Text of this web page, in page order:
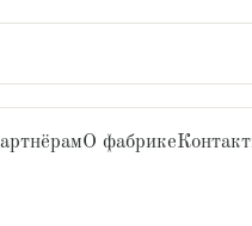
О фабрике